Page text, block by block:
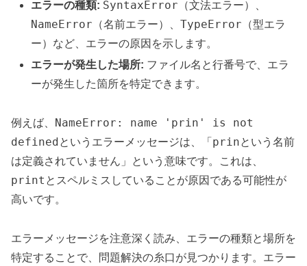
エラーの種類: SyntaxError （文法エラー）、
NameError （名前エラー）、TypeError （型エラ
ー）など、エラーの原因を示します。
エラーが発生した場所: ファイル名と行番号で、エラ
ーが発生した箇所を特定できます。
例えば、 NameError: name 'prin' is not
definedというエラーメッセージは、「 prinという名前
は定義されていません」という意味です。これは、
print とスペルミスしていることが原因である可能性が
高いです。
エラーメッセージを注意深く読み、エラーの種類と場所を
特定することで、問題解決の糸口が見つかります。エラー